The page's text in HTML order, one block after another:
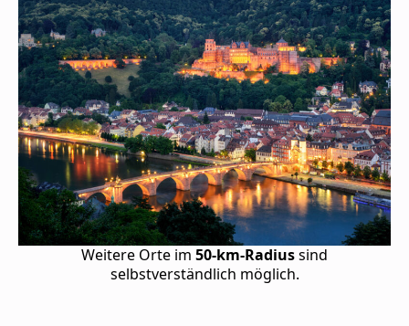
Weitere Orte im 50-km-Radiussind
selbstverständlich möglich.